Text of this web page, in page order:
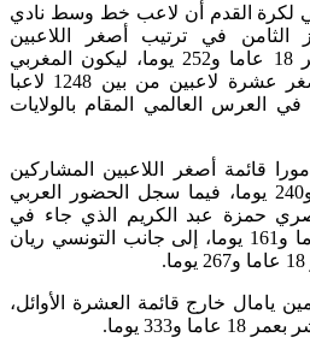
لكرة القدم أن لاعب خط وسط نادي
الثامن في ترتيب أصغر اللاعبين
المسجلين في البطولة، بعمر 18 عاما و252 يوما، ليكون المغربي
الوحيد ضمن قائمة تضم أصغر عشرة لاعبين من بين 1248 لاعبا
في العرس العالمي المقام بالولايات
قائمة أصغر اللاعبين المشاركين
في البطولة بعمر 17 عاما و240 يوما، فيما سجل الحضور العربي
حمزة عبد الكريم الذي جاء في
المركز الخامس بعمر 18 عاما و161 يوما، إلى جانب التونسي ريان
يامال خارج قائمة العشرة الأوائل،
يوما.